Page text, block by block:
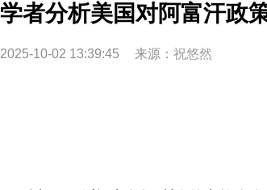
学者分析美国对阿富汗政
2025-10-02 13:39:45 来源： 祝悠然